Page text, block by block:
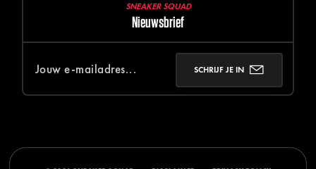
SNEAKER SQUAD
Nieuwsbrief
SCHRIJF JE IN